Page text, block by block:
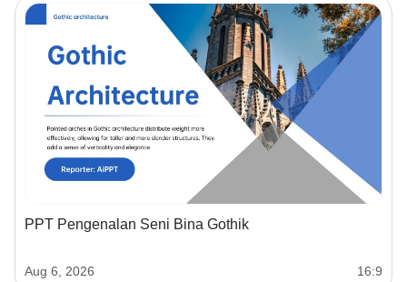
PPT Pengenalan Seni Bina Gothik
Aug 6, 2026 16:9